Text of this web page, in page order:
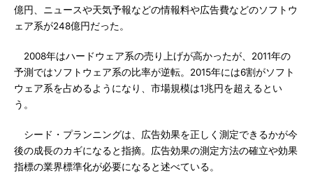
億円、ニュースや天気予報などの情報料や広告費などのソフトウ
ェア系が248億円だった。
2008年はハードウェア系の売り上げが高かったが、2011年の
予測ではソフトウェア系の比率が逆転。2015年には6割がソフト
ウェア系を占めるようになり、市場規模は1兆円を超えるとい
う。
シード・プランニングは、広告効果を正しく測定できるかが今
後の成長のカギになると指摘。広告効果の測定方法の確立や効果
指標の業界標準化が必要になると述べている。